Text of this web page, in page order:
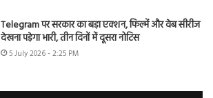
Telegram पर सरकार का बड़ा एक्शन, फिल्में और वेब सीरीज
देखना पड़ेगा भारी, तीन दिनों में दूसरा नोटिस
5 July 2026 - 2:25 PM